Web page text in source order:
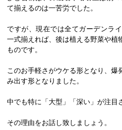
て揃えるのは一苦労でした。
ですが、現在では全てガーデンラ
一式揃えれば、後は植える野菜や植
ものです。
このお手軽さがウケる形となり、爆
み出す形となりました。
中でも特に「大型」「深い」が注目
その理由をお話し致しましょう。